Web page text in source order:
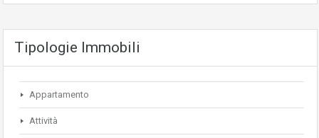
Tipologie Immobili
Appartamento
Attività